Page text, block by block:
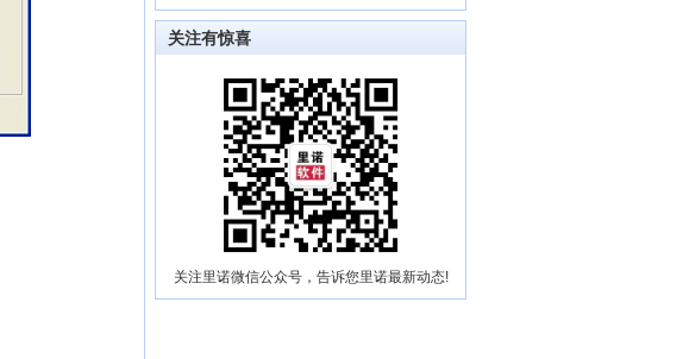
关注有惊喜
关注里诺微信公众号，告诉您里诺最新动态!